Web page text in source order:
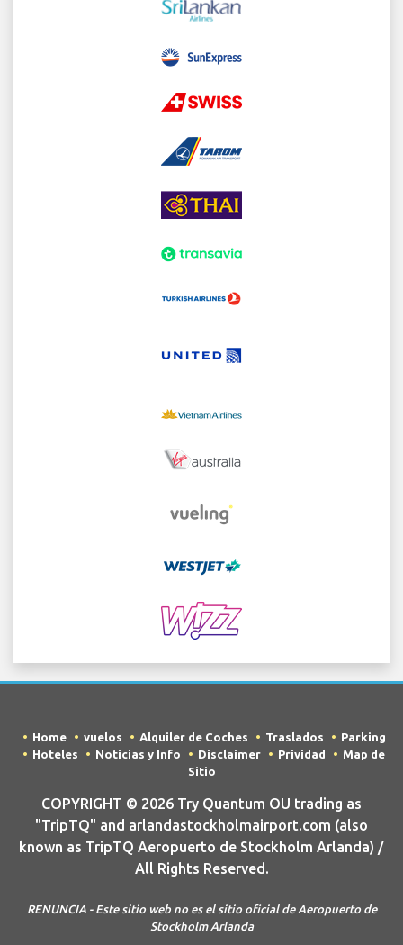
Home vuelos Alquiler de Coches Traslados
Parking
Hoteles
Noticias y Info Disclaimer Prividad
Map de
Sitio
COPYRIGHT © 2026 Try Quantum OU trading as
"TripTQ" and arlandastockholmairport.com (also
known as TripTQ Aeropuerto de Stockholm Arlanda) /
All Rights Reserved.
RENUNCIA - Este sitio web no es el sitio oficial de Aeropuerto de
Stockholm Arlanda